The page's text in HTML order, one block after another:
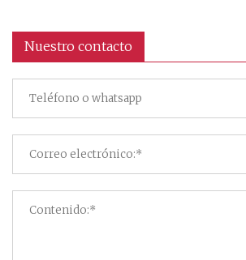
Nuestro contacto